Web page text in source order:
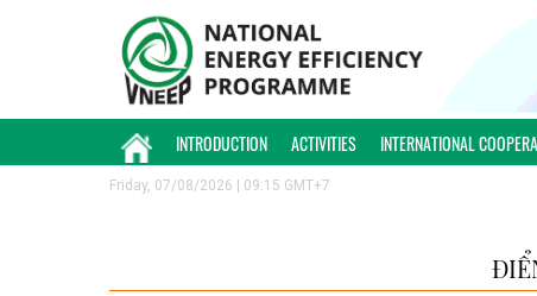
INTRODUCTION ACTIVITIES INTERNATIONAL
Friday, 07/08/2026 | 09:15 GMT+7